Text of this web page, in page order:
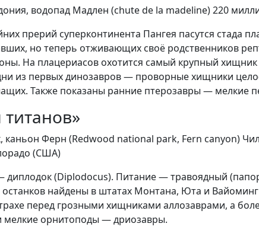
водопад Мадлен (chute de la madeline) 220
прерий суперконтинента Пангея пасутся стада
но теперь отживающих своё родственников
На плацериасов охотится самый крупный
из первых динозавров — проворные хищники
Также показаны ранние птерозавры — мелкие
каньон Ферн (Redwood national park, Fern canyon)
(США)
диплодок (Diplodocus). Питание — травоядный
найдены в штатах Монтана, Юта и
перед грозными хищниками аллозаврами, а
мелкие орнитоподы — дриозавры.